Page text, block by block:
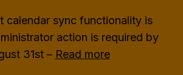
sync functionality is
action is required by
31st – Read more